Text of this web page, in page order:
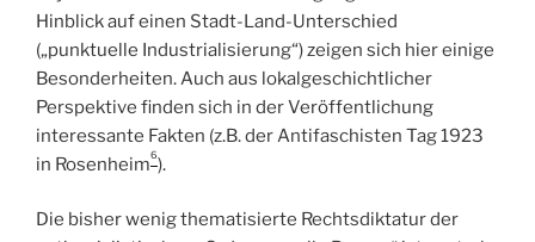
Hinblick auf einen Stadt-Land-Unterschied
(„punktuelle Industrialisierung“) zeigen sich hier einige
Besonderheiten. Auch aus lokalgeschichtlicher
Perspektive finden sich in der Veröffentlichung
interessante Fakten (z.B. der Antifaschisten Tag 1923
in Rosenheim6).
Die bisher wenig thematisierte Rechtsdiktatur der